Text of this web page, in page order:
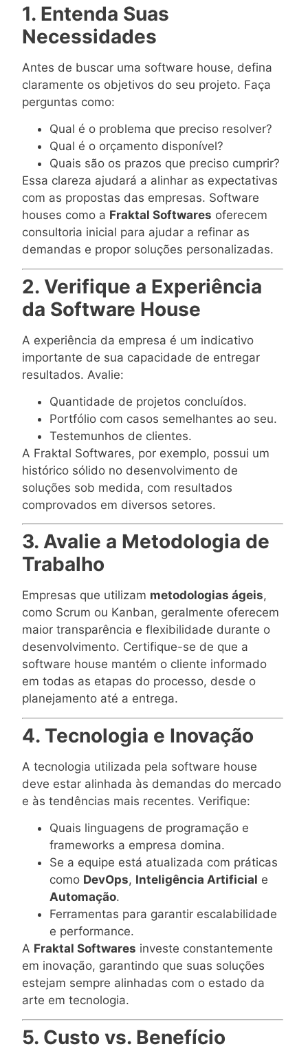
1. Entenda Suas
Necessidades
Antes de buscar uma software house, defina
claramente os objetivos do seu projeto. Faça
perguntas como:
Qual é o problema que preciso resolver?
Qual é o orçamento disponível?
Quais são os prazos que preciso cumprir?
Essa clareza ajudará a alinhar as expectativas
com as propostas das empresas. Software
houses como a Fraktal Softwares oferecem
consultoria inicial para ajudar a refinar as
demandas e propor soluções personalizadas.
2. Verifique a Experiência
da Software House
A experiência da empresa é um indicativo
importante de sua capacidade de entregar
resultados. Avalie:
Quantidade de projetos concluídos.
Portfólio com casos semelhantes ao seu.
Testemunhos de clientes.
A Fraktal Softwares, por exemplo, possui um
histórico sólido no desenvolvimento de
soluções sob medida, com resultados
comprovados em diversos setores.
3. Avalie a Metodologia de
Trabalho
Empresas que utilizam metodologias ágeis,
como Scrum ou Kanban, geralmente oferecem
maior transparência e flexibilidade durante o
desenvolvimento. Certifique-se de que a
software house mantém o cliente informado
em todas as etapas do processo, desde o
planejamento até a entrega.
4. Tecnologia e Inovação
A tecnologia utilizada pela software house
deve estar alinhada às demandas do mercado
e às tendências mais recentes. Verifique:
Quais linguagens de programação e
frameworks a empresa domina.
Se a equipe está atualizada com práticas
como DevOps, Inteligência Artificial e
Automação.
Ferramentas para garantir escalabilidade
e performance.
A Fraktal Softwares investe constantemente
em inovação, garantindo que suas soluções
estejam sempre alinhadas com o estado da
arte em tecnologia.
5. Custo vs. Benefício